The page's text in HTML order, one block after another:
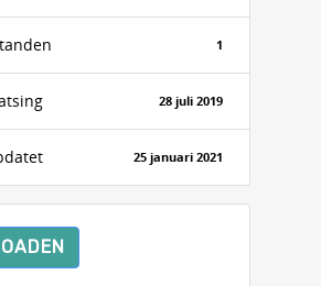
1
28 juli 2019
25 januari 2021